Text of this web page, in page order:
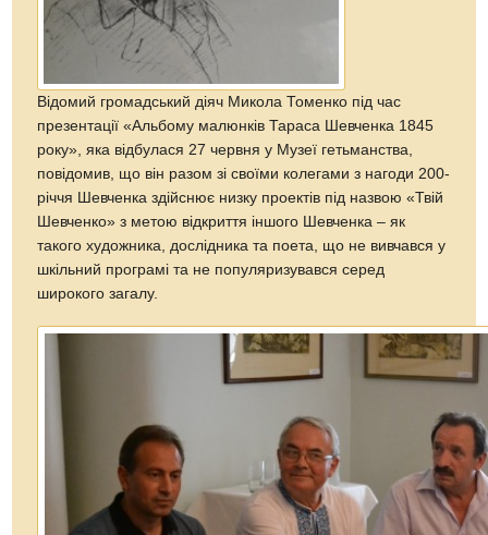
Відомий громадський діяч Микола Томенко під час
презентації «Альбому малюнків Тараса Шевченка 1845
року», яка відбулася 27 червня у Музеї гетьманства,
повідомив, що він разом зі своїми колегами з нагоди 200-
річчя Шевченка здійснює низку проектів під назвою «Твій
Шевченко» з метою відкриття іншого Шевченка – як
такого художника, дослідника та поета, що не вивчався у
шкільний програмі та не популяризувався серед
широкого загалу.